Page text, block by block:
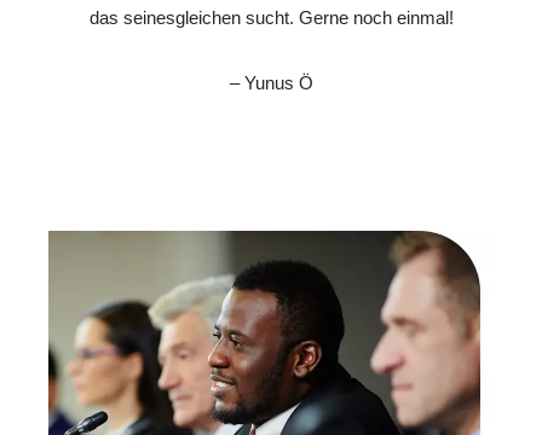
das seinesgleichen sucht. Gerne noch einmal!
– Yunus Ö